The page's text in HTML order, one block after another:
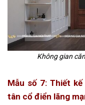
Không gian
Mẫu số 7: Thiết
tân cổ điển lãng